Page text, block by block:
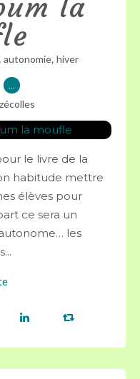
la
, autonomie, hiver
…
le livre de la
habitude mettre
élèves pour
ce sera un
les